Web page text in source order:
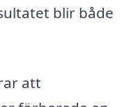
blir både
att